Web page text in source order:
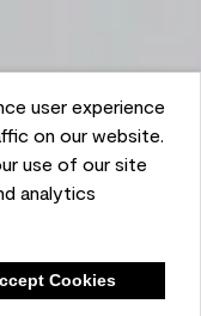
user experience
on our website.
use of our site
analytics
Cookies